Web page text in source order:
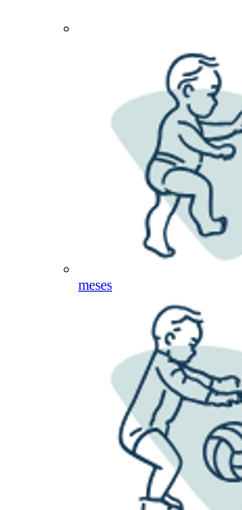
meses